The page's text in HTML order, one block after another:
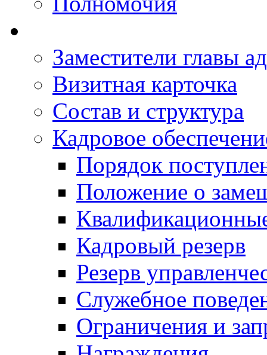
Заместители главы
Визитная карточка
Состав и структура
Кадровое
Порядок
Положение о
Кадровый резерв
Резерв
Служебное
Ограничения и